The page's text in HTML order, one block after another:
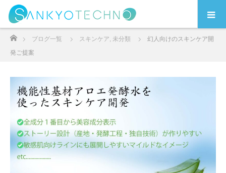
ブログ一覧 スキンケア, 未分類
幻人向けのスキンケア開
発ご提案